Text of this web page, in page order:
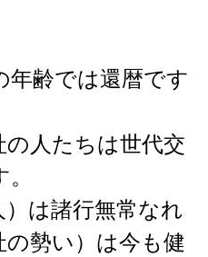
年齢では還暦です
人たちは世代交
は諸行無常なれ
の勢い）は今も健